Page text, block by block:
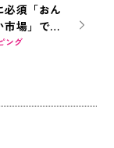
必須「おん
市場」で沖
す！
ング